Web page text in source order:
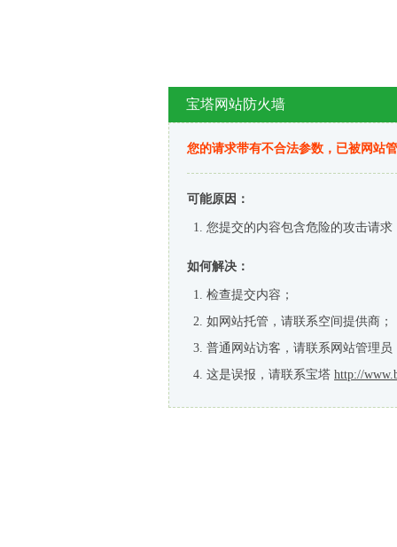
宝塔网站防火墙
您的请求带有不合法参数，已被网站
可能原因：
您提交的内容包含危险的攻击请求
如何解决：
检查提交内容；
如网站托管，请联系空间提供商；
普通网站访客，请联系网站管理员
这是误报，请联系宝塔 http://